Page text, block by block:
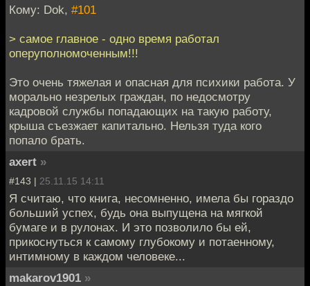
Кому: Dok, #101
> самое главное - одно время работал
оперуполномоченным!!!
Это очень тяжелая и опасная для психики работа. У
морально незрелых граждан, по недосмотру
кадровой службы попадающих на такую работу,
крыша съезжает капитально. Нельзя туда кого
попало брать.
axert »
#143 | 25.11.15 14:11
Я считаю, что книга, несомненно, имела бы гораздо
больший успех, будь она выпущена на мягкой
бумаге и в рулонах. И это позволило бы ей,
прикоснуться к самому глубокому и потаенному,
интимному в каждом человеке...
makarov1901 »